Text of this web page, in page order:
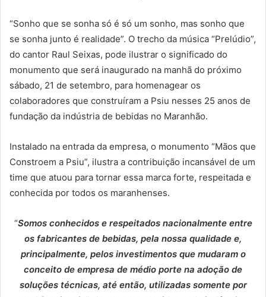
“Sonho que se sonha só é só um sonho, mas sonho que
se sonha junto é realidade”. O trecho da música “Prelúdio”,
do cantor Raul Seixas, pode ilustrar o significado do
monumento que será inaugurado na manhã do próximo
sábado, 21 de setembro, para homenagear os
colaboradores que construíram a Psiu nesses 25 anos de
fundação da indústria de bebidas no Maranhão.
Instalado na entrada da empresa, o monumento “Mãos que
Constroem a Psiu”, ilustra a contribuição incansável de um
time que atuou para tornar essa marca forte, respeitada e
conhecida por todos os maranhenses.
“Somos conhecidos e respeitados nacionalmente entre
os fabricantes de bebidas, pela nossa qualidade e,
principalmente, pelos investimentos que mudaram o
conceito de empresa de médio porte na adoção de
soluções técnicas, até então, utilizadas somente por